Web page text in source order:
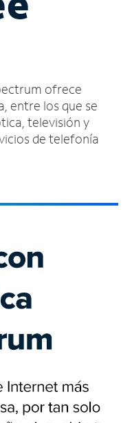
ofrece
entre los que se
televisión y
de telefonía